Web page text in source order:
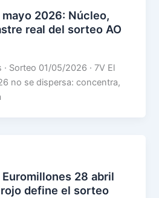
2026: Núcleo,
real del sorteo AO
· Sorteo 01/05/2026 · 7V El
no se dispersa: concentra,
28 abril
define el sorteo